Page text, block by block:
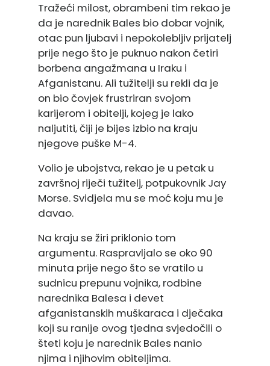
Tražeći milost, obrambeni tim rekao je
da je narednik Bales bio dobar vojnik,
otac pun ljubavi i nepokolebljiv prijatelj
prije nego što je puknuo nakon četiri
borbena angažmana u Iraku i
Afganistanu. Ali tužitelji su rekli da je
on bio čovjek frustriran svojom
karijerom i obitelji, kojeg je lako
naljutiti, čiji je bijes izbio na kraju
njegove puške M-4.
Volio je ubojstva, rekao je u petak u
završnoj riječi tužitelj, potpukovnik Jay
Morse. Svidjela mu se moć koju mu je
davao.
Na kraju se žiri priklonio tom
argumentu. Raspravljalo se oko 90
minuta prije nego što se vratilo u
sudnicu prepunu vojnika, rodbine
narednika Balesa i devet
afganistanskih muškaraca i dječaka
koji su ranije ovog tjedna svjedočili o
šteti koju je narednik Bales nanio
njima i njihovim obiteljima.